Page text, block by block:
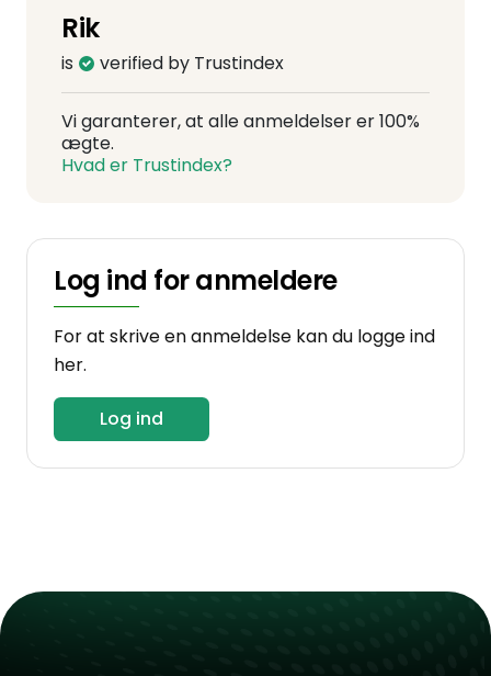
Rik
is verified by Trustindex
Vi garanterer, at alle anmeldelser er 100%
ægte.
Hvad er Trustindex?
Log ind for anmeldere
For at skrive en anmeldelse kan du logge ind
her.
Log ind